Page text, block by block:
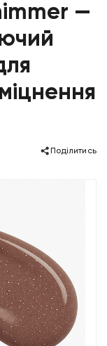
—
Поділитись